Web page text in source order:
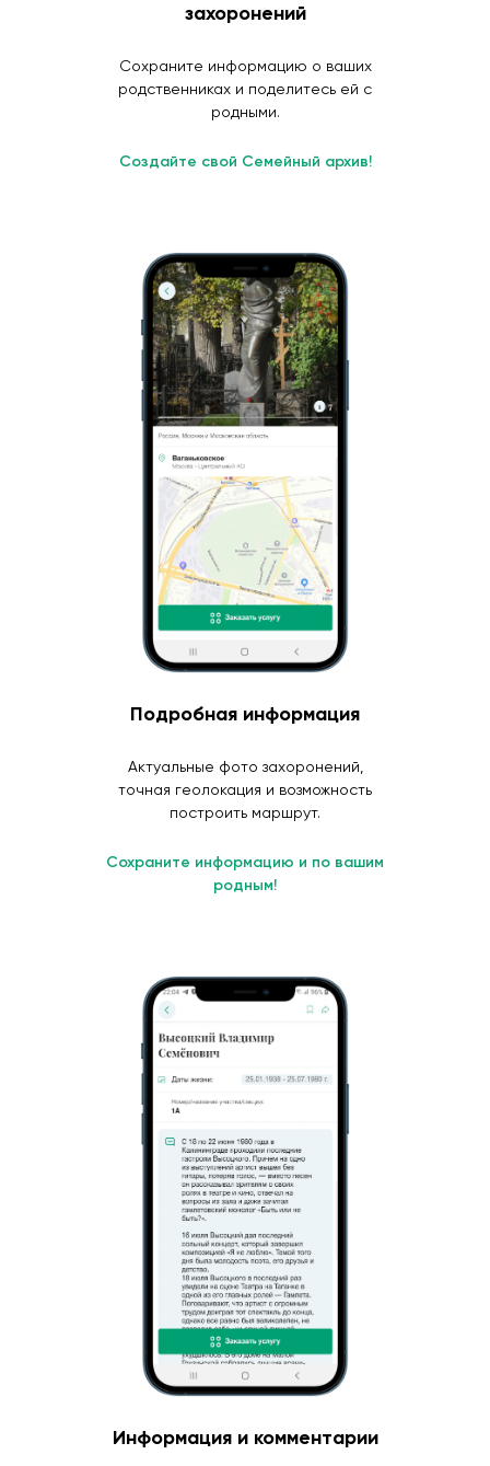
захоронений
Сохраните информацию о ваших
родственниках и поделитесь ей с
родными.
Создайте свой Семейный архив!
Подробная информация
Актуальные фото захоронений,
точная геолокация и возможность
построить маршрут.
Сохраните информацию и по вашим
родным!
Информация и комментарии